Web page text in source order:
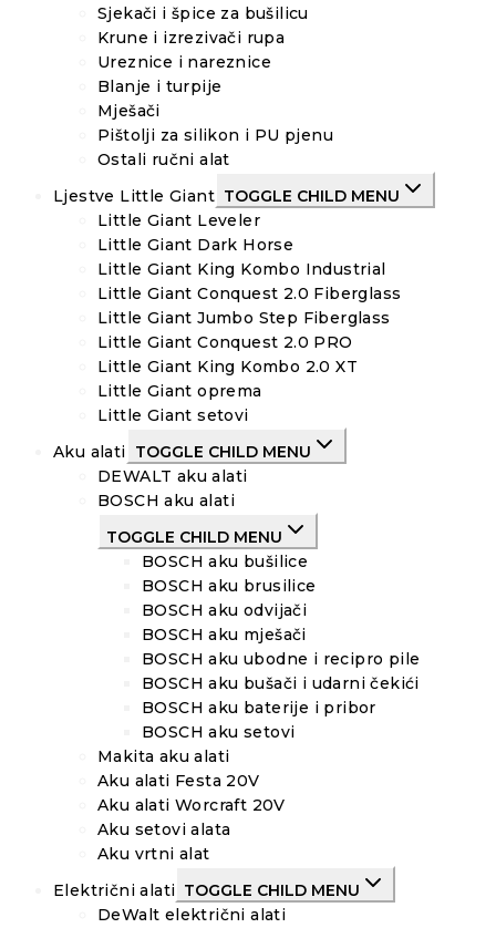
Sjekači i špice za bušilicu
Krune i izrezivači rupa
Ureznice i nareznice
Blanje i turpije
Mješači
Pištolji za silikon i PU pjenu
Ostali ručni alat
Ljestve Little Giant TOGGLE CHILD MENU
Little Giant Leveler
Little Giant Dark Horse
Little Giant King Kombo Industrial
Little Giant Conquest 2.0 Fiberglass
Little Giant Jumbo Step Fiberglass
Little Giant Conquest 2.0 PRO
Little Giant King Kombo 2.0 XT
Little Giant oprema
Little Giant setovi
Aku alati TOGGLE CHILD MENU
DEWALT aku alati
BOSCH aku alati
TOGGLE CHILD MENU
BOSCH aku bušilice
BOSCH aku brusilice
BOSCH aku odvijači
BOSCH aku mješači
BOSCH aku ubodne i recipro pile
BOSCH aku bušači i udarni čekići
BOSCH aku baterije i pribor
BOSCH aku setovi
Makita aku alati
Aku alati Festa 20V
Aku alati Worcraft 20V
Aku setovi alata
Aku vrtni alat
Električni alati TOGGLE CHILD MENU
DeWalt električni alati